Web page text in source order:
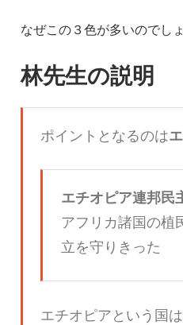
なぜこの３色が多いのでし
林先生の説明
ポイントとなるのは
エチオピア連邦民
アフリカ諸国の植
立を守りきった
エチオピアという国